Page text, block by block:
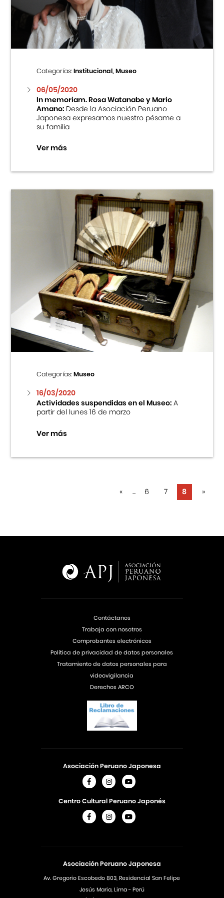
Centro Cultural Peruano Japonés
Cursos
Museo de la Inmigración Japonesa
Fondo Editorial
Teatro Peruano Japonés
Categorías:Institucional, Museo
06/05/2020
In memoriam. Rosa Watanabe y Mario
Amano:Desde la Asociación Peruano
Japonesa expresamos nuestro pésame a
su familia
Ver más
Categorías:Museo
16/03/2020
Actividades suspendidas en el Museo:A
partir del lunes 16 de marzo
Ver más
« ... 6 7 8 »
Asociación Peruano Japonesa
Av. Gregorio Escobedo 803, Residencial San Felipe
Jesús Maria, Lima - Perú
Asociación Peruano Japonesa
Centro Cultural Peruano Japonés
Contáctanos
Trabaja con nosotros
Comprobantes electrónicos
Política de privacidad de datos personales
Tratamiento de datos personales para
videovigilancia
Derechos ARCO